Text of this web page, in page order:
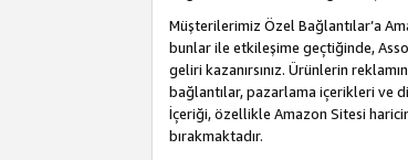
Müşterilerimiz Özel Bağlantılar’a
bunlar ile etkileşime geçtiğinde,
geliri kazanırsınız. Ürünlerin
bağlantılar, pazarlama içerikleri ve
İçeriği, özellikle Amazon Sitesi
bırakmaktadır.